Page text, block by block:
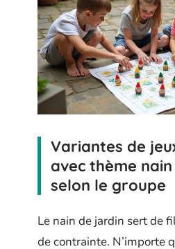
Variantes de
avec thème
selon le groupe
Le nain de jardin sert de
de contrainte. N’importe